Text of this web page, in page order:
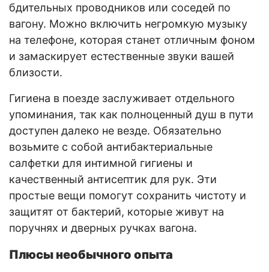
бдительных проводников или соседей по
вагону. Можно включить негромкую музыку
на телефоне, которая станет отличным фоном
и замаскирует естественные звуки вашей
близости.
Гигиена в поезде заслуживает отдельного
упоминания, так как полноценный душ в пути
доступен далеко не везде. Обязательно
возьмите с собой антибактериальные
салфетки для интимной гигиены и
качественный антисептик для рук. Эти
простые вещи помогут сохранить чистоту и
защитят от бактерий, которые живут на
поручнях и дверных ручках вагона.
Плюсы необычного опыта